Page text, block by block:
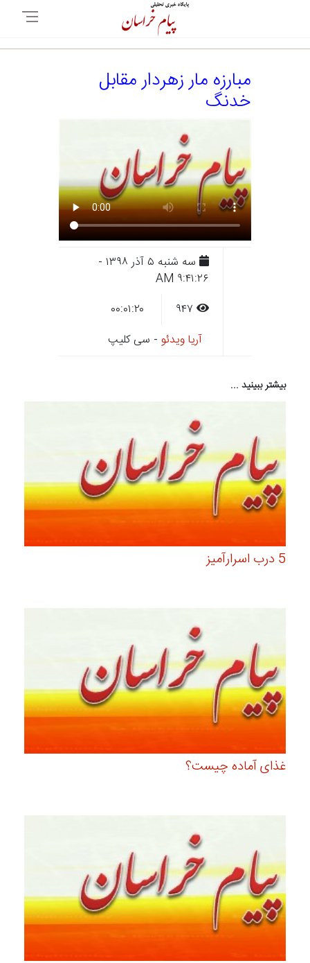
مبارزه مار زهردار مقابل
خدنگ
سه شنبه ۵ آذر ۱۳۹۸ -
۹:۴۱:۲۶ AM
آریا ویدئو - سی کلیپ
بیشتر ببینید ...
5 درب اسرارآمیز
غذای آماده چیست؟